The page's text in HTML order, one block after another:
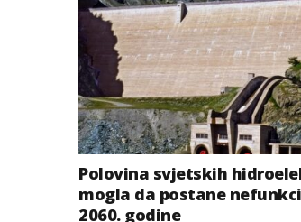
Polovina svjetskih
mogla da postane
2060. godine